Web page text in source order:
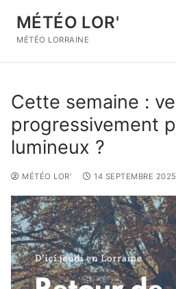
contenu
MÉTÉO LOR'
MÉTÉO LORRAINE
Cette semaine :
progressivement
lumineux ?
MÉTÉO LOR' 14 SEPTEMBRE 2025